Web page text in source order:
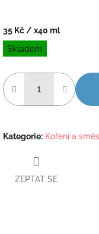
35 Kč / x40 ml
Měrná
cena:
Skladem
Kategorie: Koření a
ZEPTAT SE